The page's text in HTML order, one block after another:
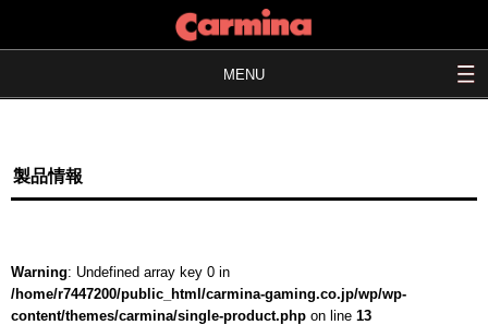
MENU
製品情報
Warning: Undefined array key 0 in
/home/r7447200/public_html/carmina-gaming.co.jp/wp/wp-
content/themes/carmina/single-product.php on line 13